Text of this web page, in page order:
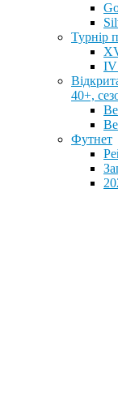
Турнір
IV
40+,
Футнет